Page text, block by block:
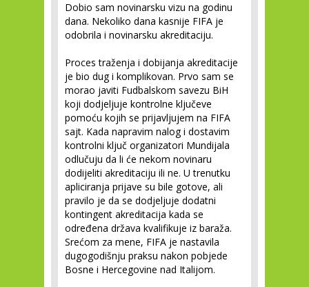
Dobio sam novinarsku vizu na godinu
dana. Nekoliko dana kasnije FIFA je
odobrila i novinarsku akreditaciju.
Proces traženja i dobijanja akreditacije
je bio dug i komplikovan. Prvo sam se
morao javiti Fudbalskom savezu BiH
koji dodjeljuje kontrolne ključeve
pomoću kojih se prijavljujem na FIFA
sajt. Kada napravim nalog i dostavim
kontrolni ključ organizatori Mundijala
odlučuju da li će nekom novinaru
dodijeliti akreditaciju ili ne. U trenutku
apliciranja prijave su bile gotove, ali
pravilo je da se dodjeljuje dodatni
kontingent akreditacija kada se
određena država kvalifikuje iz baraža.
Srećom za mene, FIFA je nastavila
dugogodišnju praksu nakon pobjede
Bosne i Hercegovine nad Italijom.